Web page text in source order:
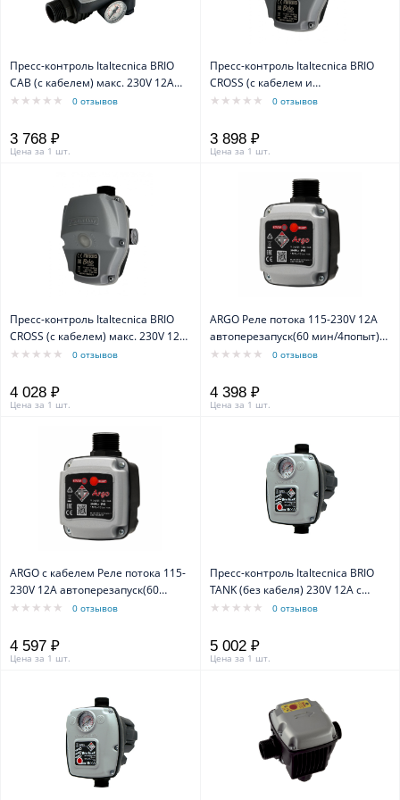
Пресс-контроль Italtecnica BRIO
CAB (c кабелем) макс. 230V 12A
50-60 Гц IP65 c перезапуском
0 отзывов
3 768 ₽
Цена за 1 шт.
Пресс-контроль Italtecnica BRIO
CROSS (c кабелем и
вращающейся гайкой) макс. 230V
угловое подключение.
0 отзывов
3 898 ₽
Цена за 1 шт.
Пресс-контроль Italtecnica BRIO
CROSS (c кабелем) макс. 230V 12A
50-60 Гц IP65 c перезапуском,
0 отзывов
4 028 ₽
Цена за 1 шт.
ARGO Реле потока 115-230V 12A
автоперезапуск(60 мин/4попыт)
IP65 вх/вых 1" внешнее
подключение.
0 отзывов
4 398 ₽
Цена за 1 шт.
ARGO с кабелем Реле потока 115-
230V 12A автоперезапуск(60
мин/4попыт) IP65 вх/вых 1"
угловое подключение.
0 отзывов
4 597 ₽
Цена за 1 шт.
Пресс-контроль Italtecnica BRIO
TANK (без кабеля) 230V 12A с
манометроми и резервуаром для
0 отзывов
5 002 ₽
Цена за 1 шт.